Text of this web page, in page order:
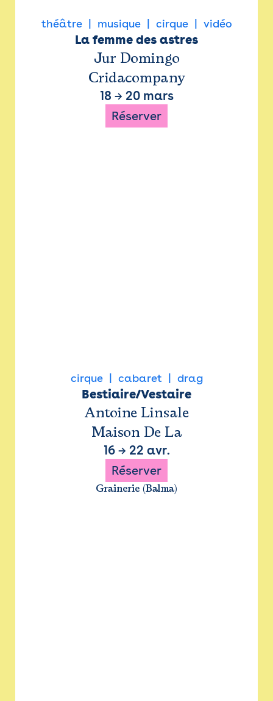
théâtre musique cirque vidéo
La femme des astres
Jur Domingo
Cridacompany
18 → 20 mars
Réserver
cirque cabaret drag
Bestiaire/Vestaire
Antoine Linsale
Maison De La
16→ 22 avr.
Réserver
Grainerie (Balma)